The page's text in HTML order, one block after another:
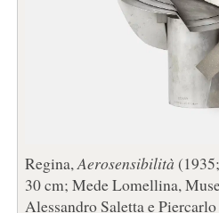
Regina,Aerosensibilità
30 cm; Mede Lomellina,
Alessandro Saletta e